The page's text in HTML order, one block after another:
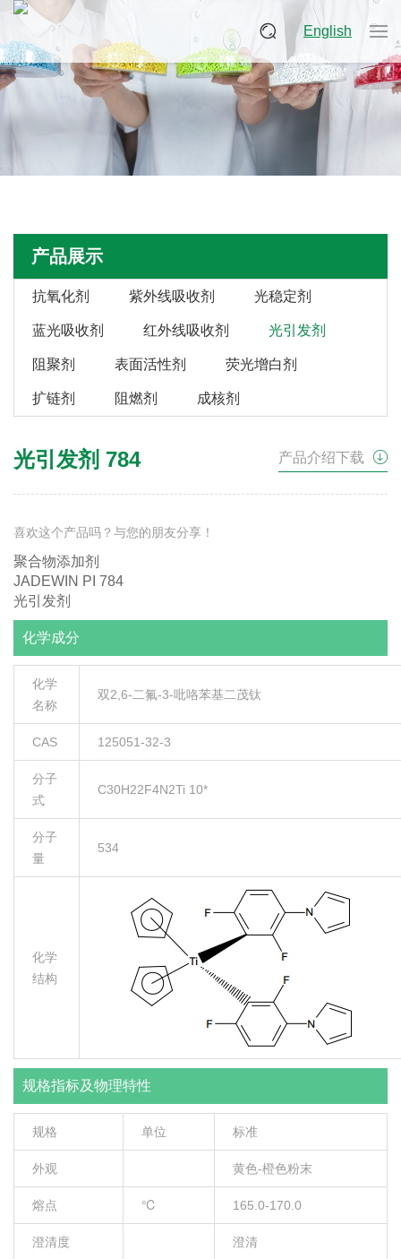
English
产品展示
抗氧化剂 紫外线吸收剂 光稳定剂
蓝光吸收剂 红外线吸收剂 光引发剂
阻聚剂 表面活性剂 荧光增白剂
扩链剂 阻燃剂 成核剂
光引发剂 784 产品介绍下载
喜欢这个产品吗？与您的朋友分享！
聚合物添加剂
JADEWIN PI 784
光引发剂
化学成分
化学
名称
双2,6-二氟-3-吡咯苯基二茂钛
CAS 125051-32-3
分子
式
C30H22F4N2Ti 10*
分子
量
534
化学
结构
规格指标及物理特性
规格 单位 标准
外观 黄色-橙色粉末
熔点 ℃ 165.0-170.0
澄清度 澄清